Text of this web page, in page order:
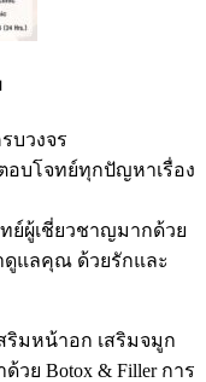
บวงจร
อบโจทย์ทุกปัญหาเรื่อง
ย์ผู้เชี่ยวชาญมากด้วย
ดูแลคุณ ด้วยรักและ
ริมหน้าอก เสริมจมูก
ย Botox & Filler การ